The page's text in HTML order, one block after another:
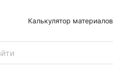
Калькулятор материалов